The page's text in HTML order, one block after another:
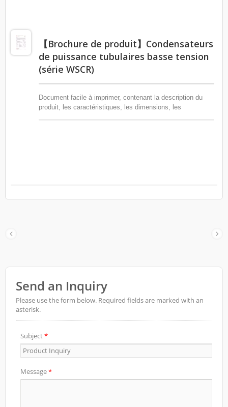
【Brochure de produit】Condensateurs
de puissance tubulaires basse tension
(série WSCR)
Document facile à imprimer, contenant la description du
produit, les caractéristiques, les dimensions, les